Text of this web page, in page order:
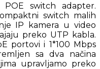
POE switch adapter.
switch malih
IP kamera u video
preko UTP kabla.
portovi i 1*100 Mbps
sa dva načina
upravljamo preko